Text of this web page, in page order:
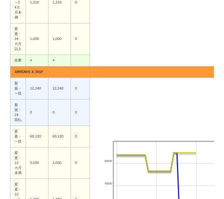
～2
4カ
月未
満
1,210 1,210 0
変
更・
24
カ月
以上
1,000 1,000 0
在庫 ○ ○
ARROWS A 301F
新
規・
一括
12,240 12,240 0
40000
60000
新
規・
24
回払
0 0 0
変
更・
一括
69,120 69,120 0
変
更・
12
カ月
未満
2,030 2,030 0
変
更・
12